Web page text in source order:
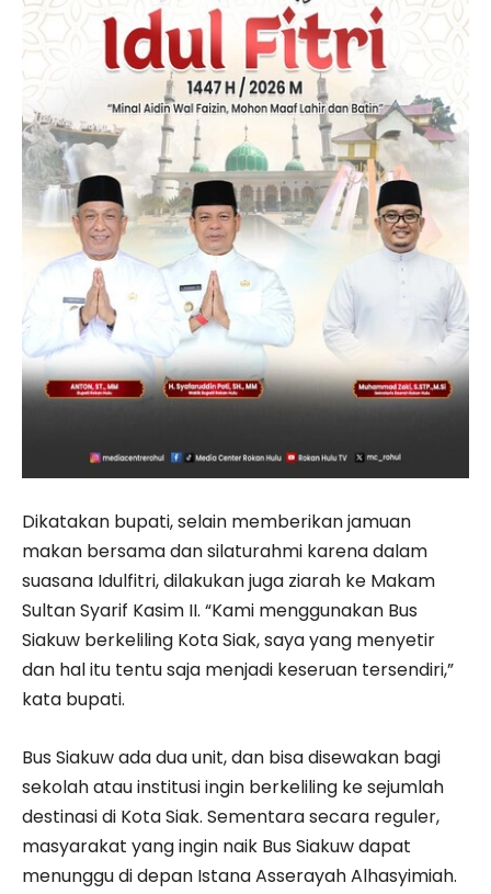
Dikatakan bupati, selain memberikan jamuan
makan bersama dan silaturahmi karena dalam
suasana Idulfitri, dilakukan juga ziarah ke Makam
Sultan Syarif Kasim II. “Kami menggunakan Bus
Siakuw berkeliling Kota Siak, saya yang menyetir
dan hal itu tentu saja menjadi keseruan tersendiri,”
kata bupati.
Bus Siakuw ada dua unit, dan bisa disewakan bagi
sekolah atau institusi ingin berkeliling ke sejumlah
destinasi di Kota Siak. Sementara secara reguler,
masyarakat yang ingin naik Bus Siakuw dapat
menunggu di depan Istana Asserayah Alhasyimiah.